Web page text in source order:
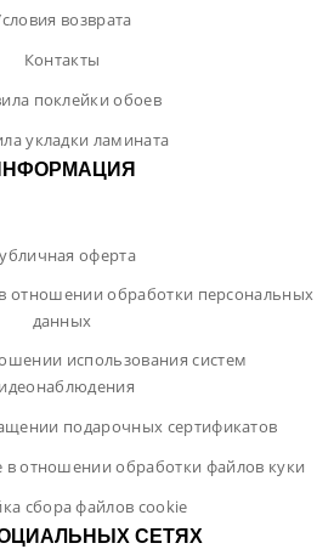
возврата
Контакты
поклейки обоев
укладки ламината
оферта
отношении обработки персональных
данных
использования систем
подарочных сертификатов
отношении обработки файлов куки
сбора файлов cookie
СЕТЯХ